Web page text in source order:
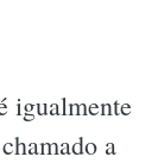
igualmente
a